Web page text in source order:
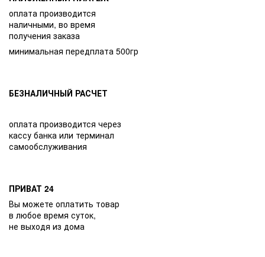
оплата производится
наличными, во время
получения заказа
минимальная передплата 500гр
БЕЗНАЛИЧНЫЙ РАСЧЕТ
оплата производится через
кассу банка или терминал
самообслуживания
ПРИВАТ 24
Вы можете оплатить товар
в любое время суток,
не выходя из дома